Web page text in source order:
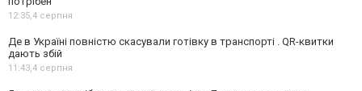
12:35,4 серпня
Де в Україні повністю скасували готівку в транспорті . QR-квитки
дають збій
11:43,4 серпня